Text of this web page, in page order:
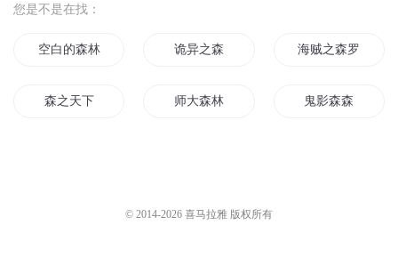
您是不是在找：
空白的森林 诡异之森 海贼之森罗剑道
森之天下 师大森林 鬼影森森
© 2014-2026 喜马拉雅 版权所有